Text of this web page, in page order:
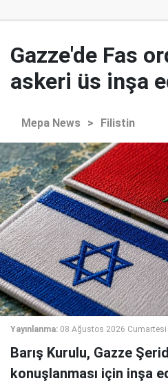
Gazze'de Fas
askeri üs inşa
Mepa News > Filistin
Yayınlanma: 08 Ağustos 2026
Barış Kurulu, Gazze
konuşlanması için inşa